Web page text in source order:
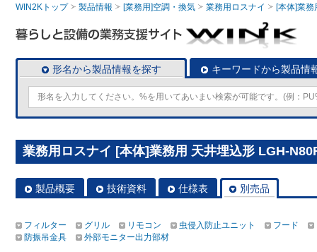
WIN2Kトップ 製品情報 [業務用]空調・換気 業務用ロスナイ [本体]業務
形名から製品情報を探す キーワードから製品情
業務用ロスナイ [本体]業務用 天井埋込形 LGH-
製品概要 技術資料 仕様表 別売品
フィルター グリル リモコン 虫侵入防止ユニット フード
防振吊金具
外部モニター出力部材